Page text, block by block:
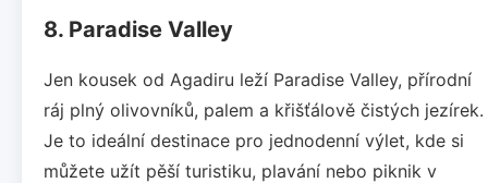
8. Paradise Valley
Jen kousek od Agadiru leží Paradise Valley, přírodní
ráj plný olivovníků, palem a křišťálově čistých jezírek.
Je to ideální destinace pro jednodenní výlet, kde si
můžete užít pěší turistiku, plavání nebo piknik v